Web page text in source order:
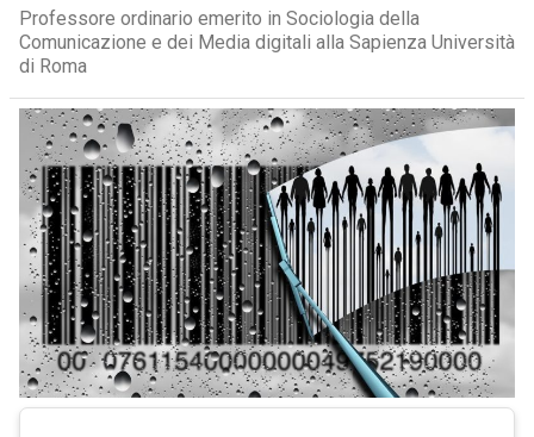
Professore ordinario emerito in Sociologia della
Comunicazione e dei Media digitali alla Sapienza Università
di Roma